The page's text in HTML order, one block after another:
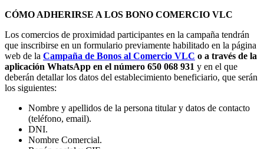
CÓMO ADHERIRSE A LOS BONO COMERCIO VLC
Los comercios de proximidad participantes en la campaña tendrán
que inscribirse en un formulario previamente habilitado en la página
web de la Campaña de Bonos al Comercio VLC o a través de la
aplicación WhatsApp en el número 650 068 931 y en el que
deberán detallar los datos del establecimiento beneficiario, que serán
los siguientes:
Nombre y apellidos de la persona titular y datos de contacto
(teléfono, email).
DNI.
Nombre Comercial.